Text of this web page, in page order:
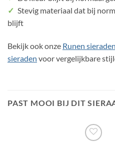
✓ Stevig materiaal dat bij
blijft
Bekijk ook onze Runen sieraden
sieraden voor vergelijkbare
PAST MOOI BIJ DIT
Toevoegen